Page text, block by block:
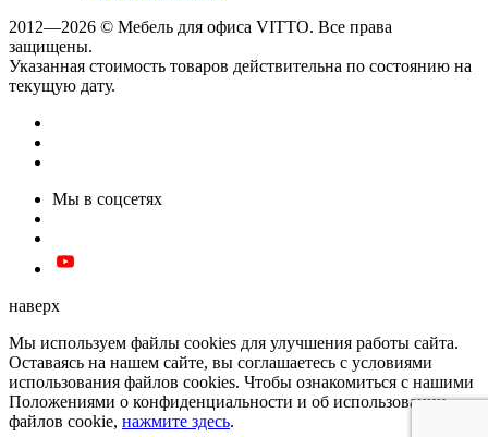
2012—2026 © Мебель для офиса VITTO. Все права
защищены.
Указанная стоимость товаров действительна по состоянию на
текущую дату.
Мы в соцсетях
наверх
Мы используем файлы cookies для улучшения работы сайта.
Оставаясь на нашем сайте, вы соглашаетесь с условиями
использования файлов cookies. Чтобы ознакомиться с нашими
Положениями о конфиденциальности и об использовании
файлов cookie, нажмите здесь.